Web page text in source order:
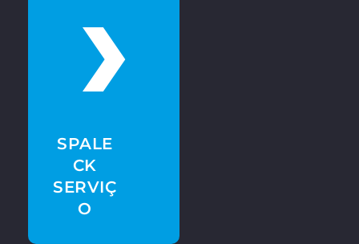
SPALE
CK
SERVIÇ
O